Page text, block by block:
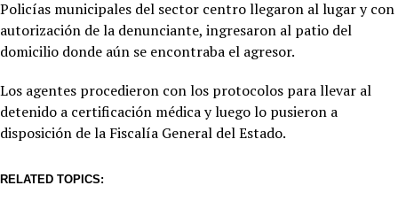
Policías municipales del sector centro llegaron al lugar y con
autorización de la denunciante, ingresaron al patio del
domicilio donde aún se encontraba el agresor.
Los agentes procedieron con los protocolos para llevar al
detenido a certificación médica y luego lo pusieron a
disposición de la Fiscalía General del Estado.
RELATED TOPICS: